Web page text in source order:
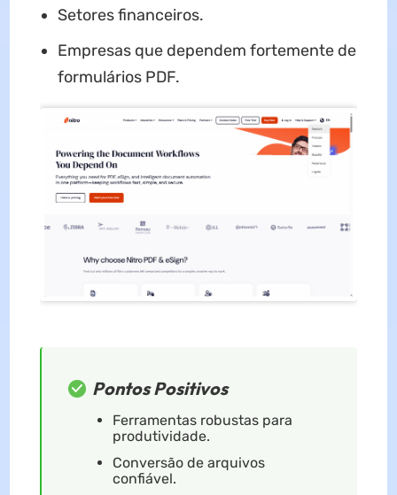
Setores financeiros.
Empresas que dependem fortemente de
formulários PDF.
Pontos Positivos
Ferramentas robustas para
produtividade.
Conversão de arquivos
confiável.